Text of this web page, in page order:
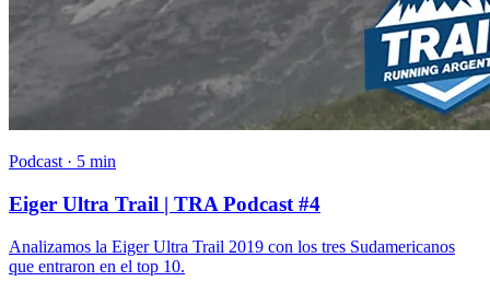
Podcast · 5 min
Eiger Ultra Trail | TRA Podcast #4
Analizamos la Eiger Ultra Trail 2019 con los tres Sudamericanos
que entraron en el top 10.